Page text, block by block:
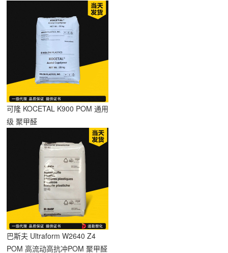
可隆 KOCETAL K900 POM 通用
级 聚甲醛
巴斯夫 Ultraform W2640 Z4
POM 高流动高抗冲POM 聚甲醛